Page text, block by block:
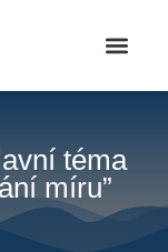
téma
míru”